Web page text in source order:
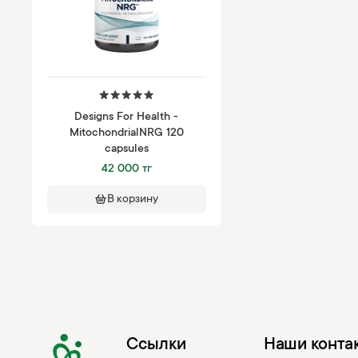
Designs For Health -
MitochondrialNRG 120
capsules
42 000 тг
В корзину
Ссылки Наши